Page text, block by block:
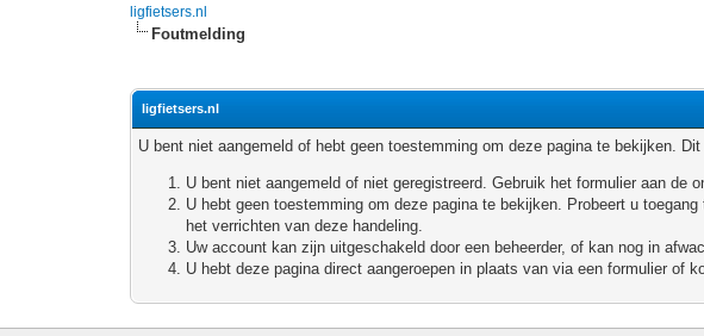
ligfietsers.nl
Foutmelding
ligfietsers.nl
U bent niet aangemeld of hebt geen toestemming om deze pagina te bekijken.
U bent niet aangemeld of niet geregistreerd. Gebruik het formulier aan de
U hebt geen toestemming om deze pagina te bekijken. Probeert u
het verrichten van deze handeling.
Uw account kan zijn uitgeschakeld door een beheerder, of kan nog in
U hebt deze pagina direct aangeroepen in plaats van via een formulier of